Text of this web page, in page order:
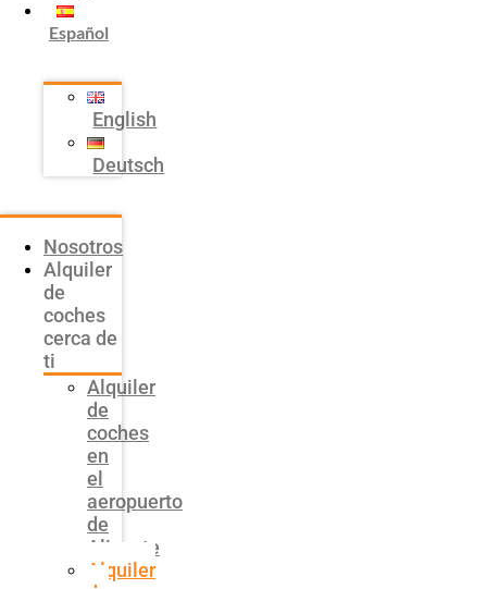
Español
English
Deutsch
Nosotros
Alquiler
de
coches
cerca de
ti
Alquiler
de
coches
en
el
aeropuerto
de
Alicante
Alquiler